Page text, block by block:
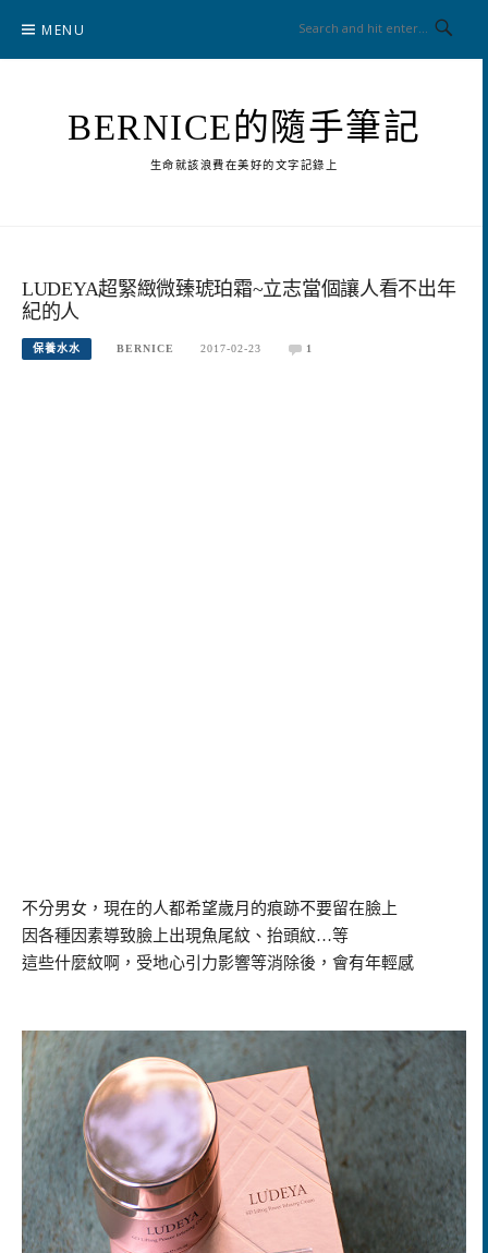
content
MENU
BERNICE的隨手筆記
生命就該浪費在美好的文字記錄上
LUDEYA超緊緻微臻琥珀霜~立志當個讓人看不出年
紀的人
保養水水 BERNICE 2017-02-23 1
不分男女，現在的人都希望歲月的痕跡不要留在臉上
因各種因素導致臉上出現魚尾紋、抬頭紋…等
這些什麼紋啊，受地心引力影響等消除後，會有年輕感